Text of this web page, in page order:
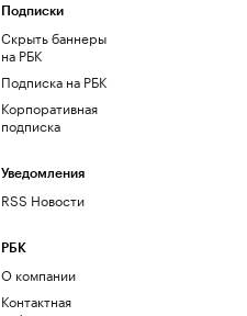
Подписки
Скрыть баннеры
на РБК
Подписка на РБК
Корпоративная
подписка
Уведомления
RSS Новости
РБК
О компании
Контактная